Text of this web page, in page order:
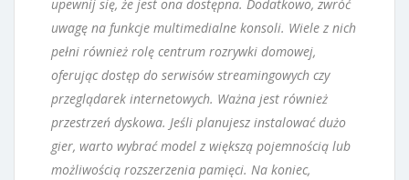
upewnij się, że jest ona dostępna. Dodatkowo, zwróć
uwagę na funkcje multimedialne konsoli. Wiele z nich
pełni również rolę centrum rozrywki domowej,
oferując dostęp do serwisów streamingowych czy
przeglądarek internetowych. Ważna jest również
przestrzeń dyskowa. Jeśli planujesz instalować dużo
gier, warto wybrać model z większą pojemnością lub
możliwością rozszerzenia pamięci. Na koniec,